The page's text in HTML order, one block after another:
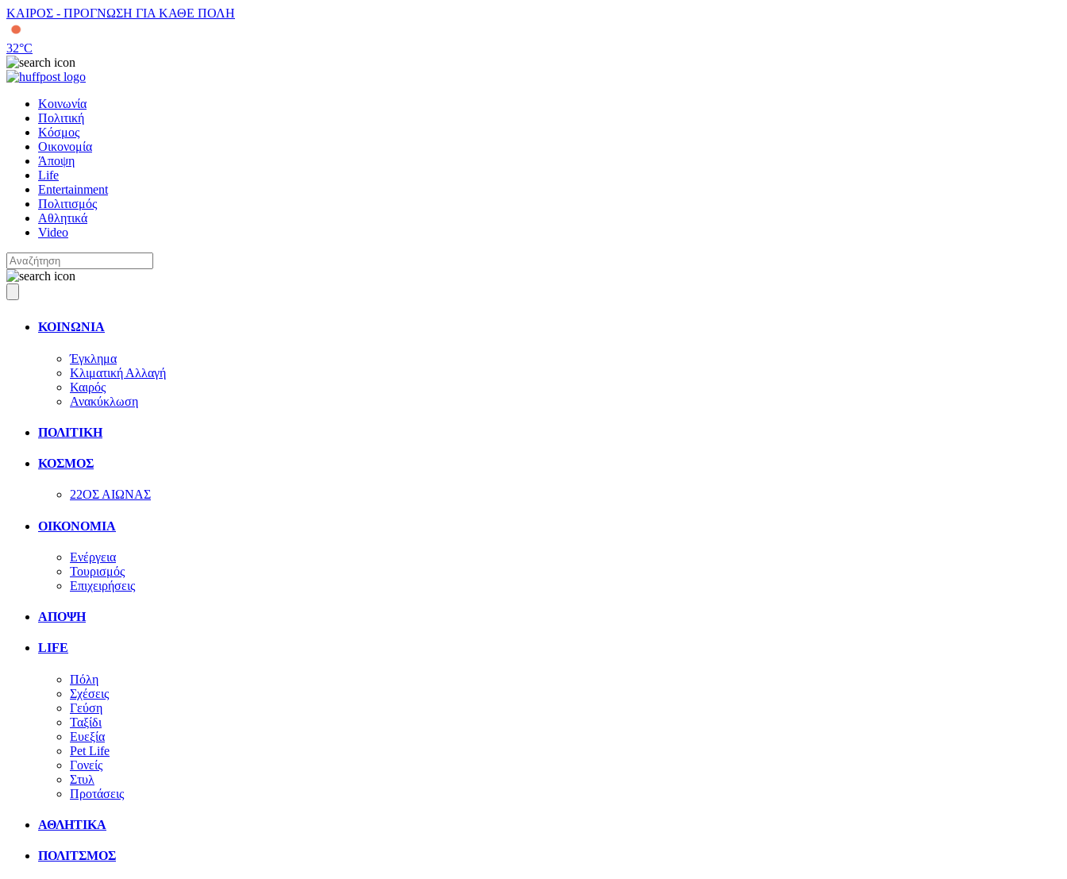
ΚΑΙΡΟΣ - ΠΡΟΓΝΩΣΗ ΓΙΑ ΚΑΘΕ ΠΟΛΗ
32°C
Κοινωνία
Πολιτική
Κόσμος
Οικονομία
Άποψη
Life
Entertainment
Πολιτισμός
Αθλητικά
Video
ΚΟΙΝΩΝΙΑ
Έγκλημα
Κλιματική Αλλαγή
Καιρός
Ανακύκλωση
ΠΟΛΙΤΙΚΗ
ΚΟΣΜΟΣ
22ΟΣ ΑΙΩΝΑΣ
ΟΙΚΟΝΟΜΙΑ
Ενέργεια
Τουρισμός
Επιχειρήσεις
ΑΠΟΨΗ
LIFE
Πόλη
Σχέσεις
Γεύση
Ταξίδι
Ευεξία
Pet Life
Γονείς
Στυλ
Προτάσεις
ΑΘΛΗΤΙΚΑ
ΠΟΛΙΤΣΜΟΣ